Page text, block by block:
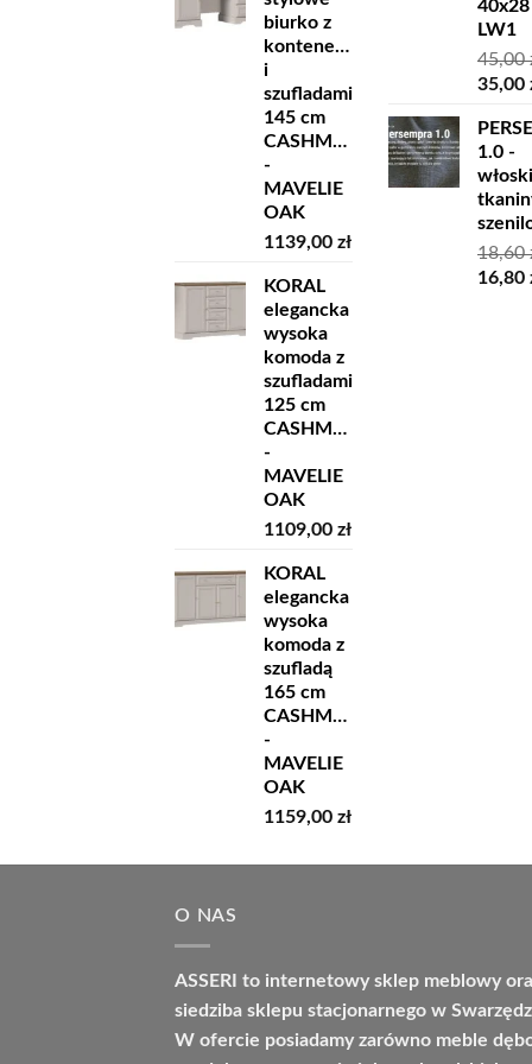
biurko z
kontenerkiem
i
szufladami
145 cm
CASHMERE
-
MAVELIE
OAK
1139,00 zł
KORAL
elegancka
wysoka
komoda z
szufladami
125 cm
CASHMERE
-
MAVELIE
OAK
1109,00 zł
KORAL
elegancka
wysoka
komoda z
szufladą
165 cm
CASHMERE
-
MAVELIE
OAK
1159,00 zł
40x28
LW1
45,00
45,00
35,00
1.0 -
18,60
16,80
O NAS
ASSERI to internetowy sklep meblowy
siedziba sklepu stacjonarnego w
W ofercie posiadamy zarówno meble